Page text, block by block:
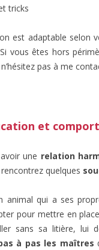
tricks
est adaptable selon
vous êtes hors
pas à me
et
une relation
rencontrez quelques
animal qui a ses
pour mettre en
sans sa litière, lui
à pas les maîtres